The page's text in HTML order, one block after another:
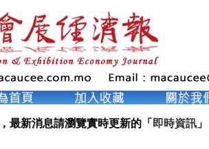
最新消息請瀏覽實時更新的「 即時資訊 」